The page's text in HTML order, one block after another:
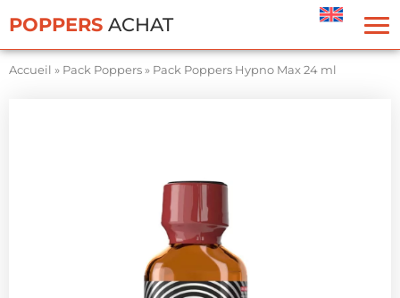
POPPERS ACHAT
Accueil » Pack Poppers» Pack Poppers Hypno Max 24 ml